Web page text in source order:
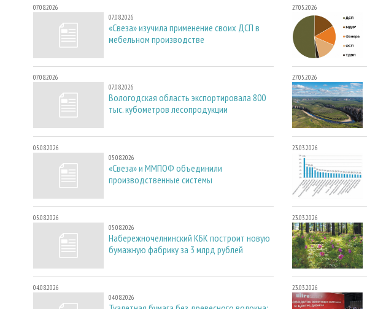
07.08.2026
07.08.2026
«Свеза» изучила применение своих ДСП в
мебельном производстве
07.08.2026
07.08.2026
Вологодская область экспортировала 800
тыс. кубометров лесопродукции
05.08.2026
05.08.2026
«Свеза» и ММПОФ объединили
производственные системы
05.08.2026
05.08.2026
Набережночелнинский КБК построит новую
бумажную фабрику за 3 млрд рублей
04.08.2026
04.08.2026
27.05.2026
27.05.2026
23.03.2026
23.03.2026
23.03.2026